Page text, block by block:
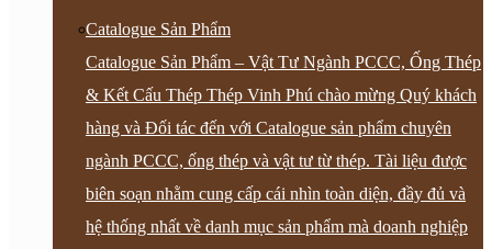
Catalogue Sản Phẩm
Catalogue Sản Phẩm – Vật Tư Ngành PCCC, Ống Thép
& Kết Cấu Thép Thép Vinh Phú chào mừng Quý khách
hàng và Đối tác đến với Catalogue sản phẩm chuyên
ngành PCCC, ống thép và vật tư từ thép. Tài liệu được
biên soạn nhằm cung cấp cái nhìn toàn diện, đầy đủ và
hệ thống nhất về danh mục sản phẩm mà doanh nghiệp